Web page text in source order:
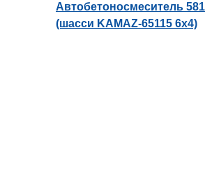
Автобетоносмеситель
(шасси KAMAZ-65115 6х4)